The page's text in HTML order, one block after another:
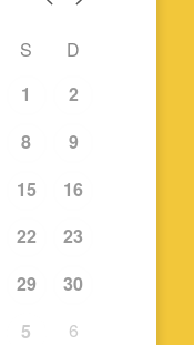
S
D
1
2
8
9
15
16
22
23
29
30
5 6